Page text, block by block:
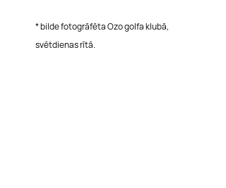
* bilde fotogrāfēta Ozo golfa klubā,
svētdienas rītā.